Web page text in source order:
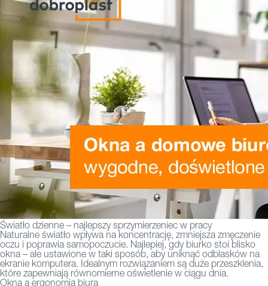
Światło dzienne – najlepszy sprzymierzeniec w pracy
Naturalne światło wpływa na koncentrację, zmniejsza zmęczenie
oczu i poprawia samopoczucie. Najlepiej, gdy biurko stoi blisko
okna – ale ustawione w taki sposób, aby uniknąć odblasków na
ekranie komputera. Idealnym rozwiązaniem są duże przeszklenia,
które zapewniają równomierne oświetlenie w ciągu dnia.
Okna a ergonomia biura